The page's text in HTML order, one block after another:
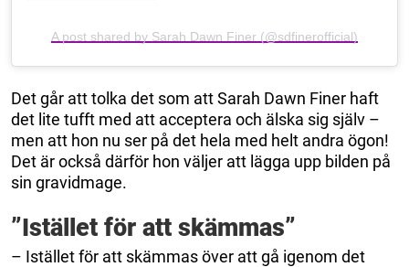
A post shared by Sarah Dawn Finer (@sdfinerofficial)
Det går att tolka det som att Sarah Dawn Finer haft
det lite tufft med att acceptera och älska sig själv –
men att hon nu ser på det hela med helt andra ögon!
Det är också därför hon väljer att lägga upp bilden på
sin gravidmage.
”Istället för att skämmas”
– Istället för att skämmas över att gå igenom det